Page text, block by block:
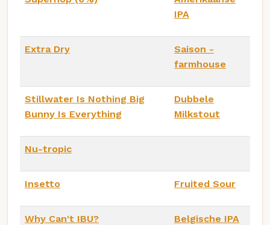
IPA
Extra Dry
Saison -
farmhouse
Stillwater Is Nothing Big
Bunny Is Everything
Dubbele
Milkstout
Nu-tropic
Insetto Fruited Sour
Why Can't IBU? Belgische IPA